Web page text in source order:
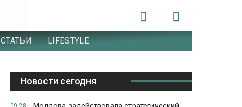
СТАТЬИ LIFESTYLE
Новости сегодня